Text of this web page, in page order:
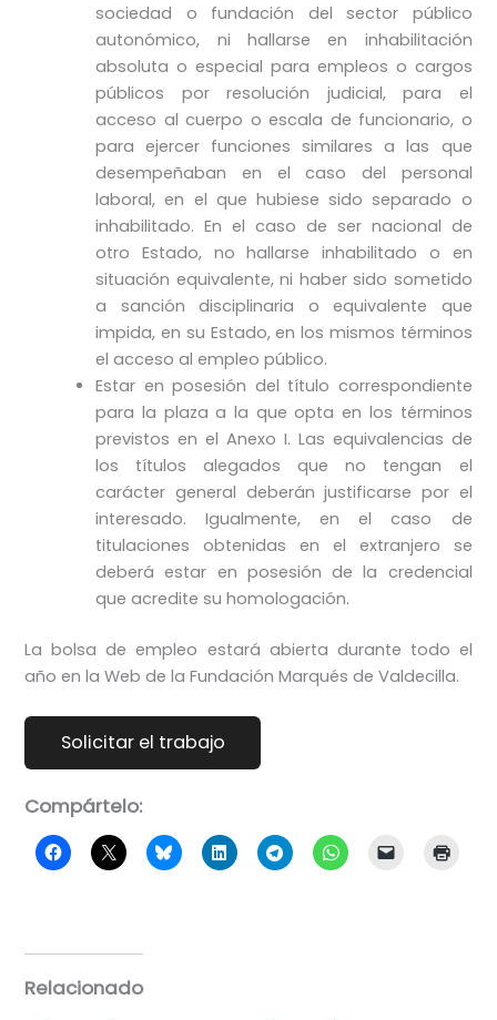
sociedad o fundación del sector público
autonómico, ni hallarse en inhabilitación
absoluta o especial para empleos o cargos
públicos por resolución judicial, para el
acceso al cuerpo o escala de funcionario, o
para ejercer funciones similares a las que
desempeñaban en el caso del personal
laboral, en el que hubiese sido separado o
inhabilitado. En el caso de ser nacional de
otro Estado, no hallarse inhabilitado o en
situación equivalente, ni haber sido sometido
a sanción disciplinaria o equivalente que
impida, en su Estado, en los mismos términos
el acceso al empleo público.
Estar en posesión del título correspondiente
para la plaza a la que opta en los términos
previstos en el Anexo I. Las equivalencias de
los títulos alegados que no tengan el
carácter general deberán justificarse por el
interesado. Igualmente, en el caso de
titulaciones obtenidas en el extranjero se
deberá estar en posesión de la credencial
que acredite su homologación.
La bolsa de empleo estará abierta durante todo el
año en la Web de la Fundación Marqués de Valdecilla.
Compártelo:
Relacionado